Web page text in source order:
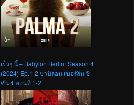
เร็วๆ นี้ – Babylon Berlin: Season 4
(2024) Ep.1-2 บาบิลอน เบอร์ลิน ซี
ซัน 4 ตอนที่ 1-2